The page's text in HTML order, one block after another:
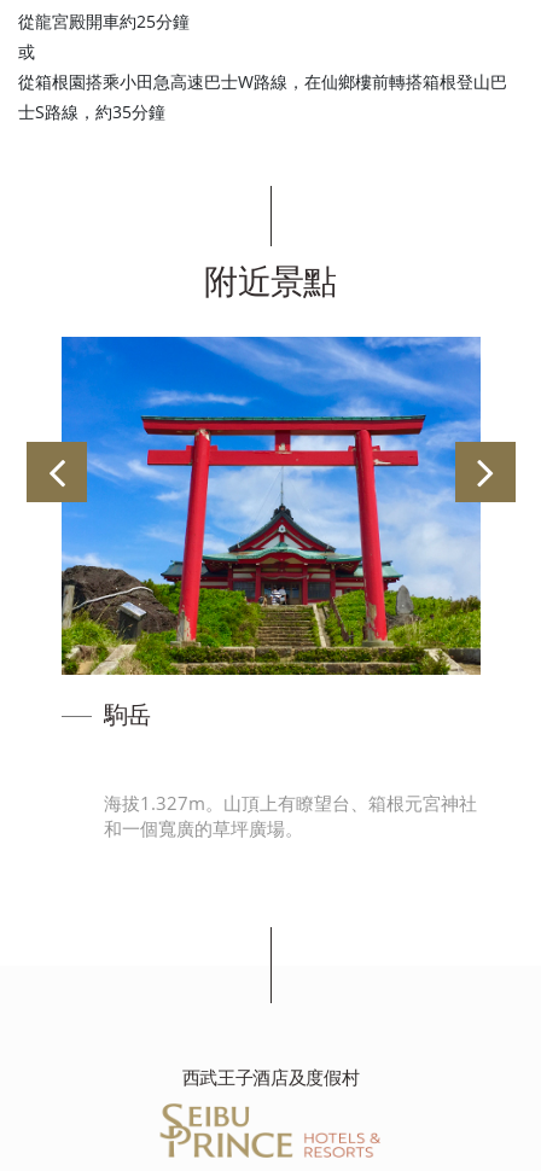
從龍宮殿開車約25分鐘
或
從箱根園搭乘小田急高速巴士W路線，在仙鄉樓前轉搭箱根登山巴
士S路線，約35分鐘
附近景點
駒岳
海拔1.327m。山頂上有瞭望台、箱根元宮神社
和一個寬廣的草坪廣場。
西武王子酒店及度假村